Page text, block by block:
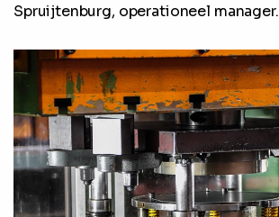
Spruijtenburg, operationeel manager.